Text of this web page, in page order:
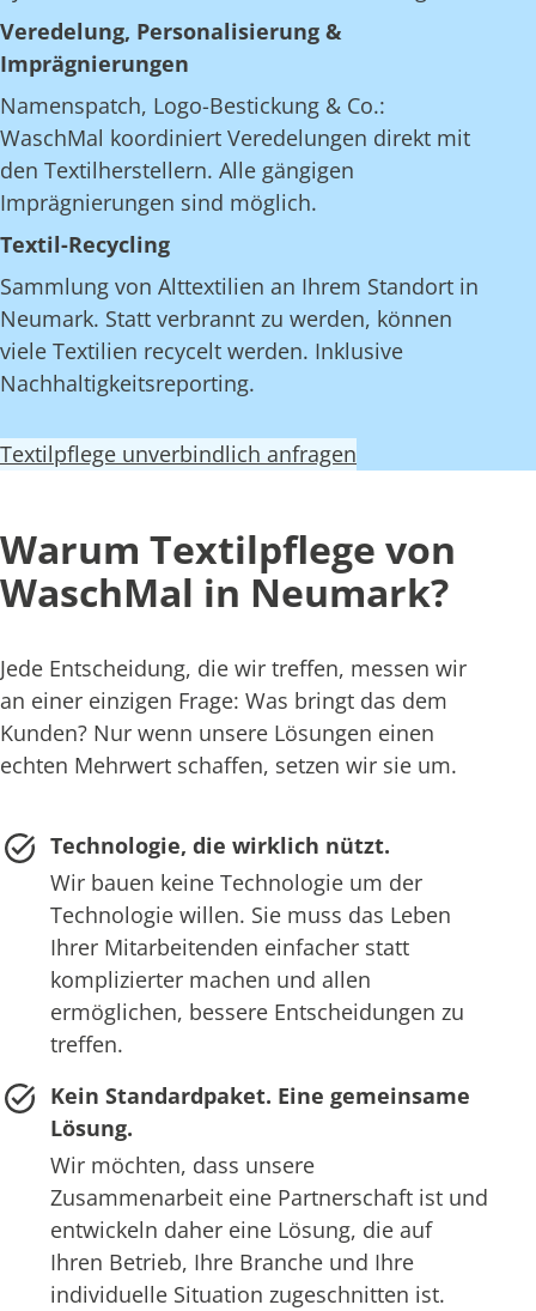
Veredelung, Personalisierung &
Imprägnierungen
Namenspatch, Logo-Bestickung & Co.:
WaschMal koordiniert Veredelungen direkt mit
den Textilherstellern. Alle gängigen
Imprägnierungen sind möglich.
Textil-Recycling
Sammlung von Alttextilien an Ihrem Standort in
Neumark. Statt verbrannt zu werden, können
viele Textilien recycelt werden. Inklusive
Nachhaltigkeitsreporting.
Textilpflege unverbindlich anfragen
Warum Textilpflege von
WaschMal in Neumark?
Jede Entscheidung, die wir treffen, messen wir
an einer einzigen Frage: Was bringt das dem
Kunden? Nur wenn unsere Lösungen einen
echten Mehrwert schaffen, setzen wir sie um.
Technologie, die wirklich nützt.
Wir bauen keine Technologie um der
Technologie willen. Sie muss das Leben
Ihrer Mitarbeitenden einfacher statt
komplizierter machen und allen
ermöglichen, bessere Entscheidungen zu
treffen.
Kein Standardpaket. Eine gemeinsame
Lösung.
Wir möchten, dass unsere
Zusammenarbeit eine Partnerschaft ist und
entwickeln daher eine Lösung, die auf
Ihren Betrieb, Ihre Branche und Ihre
individuelle Situation zugeschnitten ist.